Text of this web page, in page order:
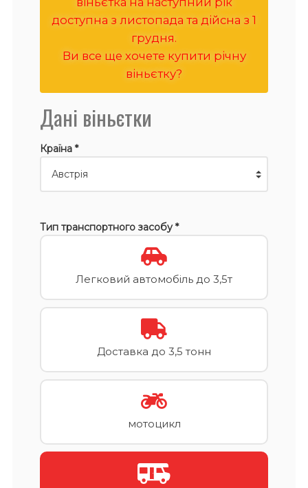
доступна з листопада та дійсна з 1
грудня.
Ви все ще хочете купити річну
віньєтку?
Дані віньєтки
Країна *
Тип транспортного засобу *
Легковий автомобіль до 3,5т
Доставка до 3,5 тонн
мотоцикл